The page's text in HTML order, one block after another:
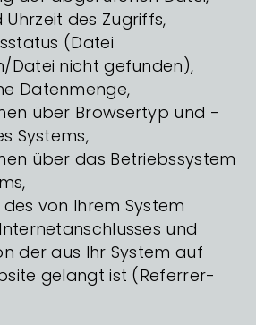
des Zugriffs,
(Datei
Datei nicht gefunden),
Datenmenge,
über Browsertyp und -
Systems,
über das Betriebssystem
von Ihrem System
und
der aus Ihr System auf
gelangt ist (Referrer-